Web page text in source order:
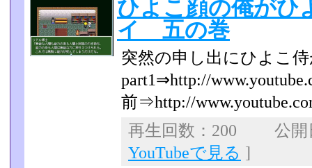
ひよこ顔の俺がひ
イ 五の巻
突然の申し出にひよこ
part1⇒http://
前⇒http://
再生回数：200 公
YouTubeで見る ]